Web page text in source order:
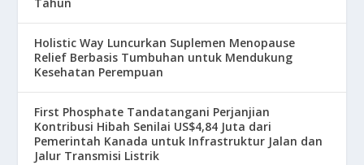
Holistic Way Luncurkan Suplemen Menopause
Relief Berbasis Tumbuhan untuk Mendukung
Kesehatan Perempuan
First Phosphate Tandatangani Perjanjian
Kontribusi Hibah Senilai US$4,84 Juta dari
Pemerintah Kanada untuk Infrastruktur Jalan dan
Jalur Transmisi Listrik